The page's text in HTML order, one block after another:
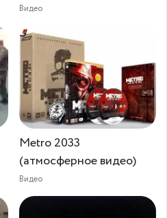
Видео
Metro 2033
(атмосферное видео)
Видео